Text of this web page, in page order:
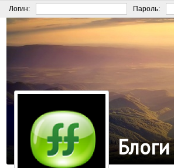
Логин: Пароль:
Блоги